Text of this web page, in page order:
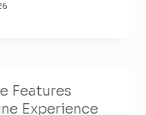
Features
Experience